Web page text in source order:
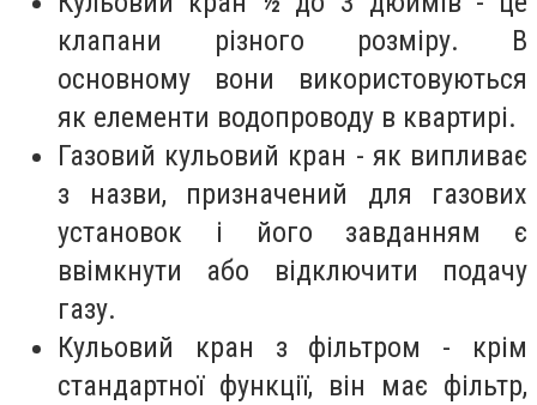
клапани різного розміру. В
основному вони використовуються
як елементи водопроводу в квартирі.
Газовий кульовий кран - як випливає
з назви, призначений для газових
установок і його завданням є
ввімкнути або відключити подачу
газу.
Кульовий кран з фільтром - крім
стандартної функції, він має фільтр,